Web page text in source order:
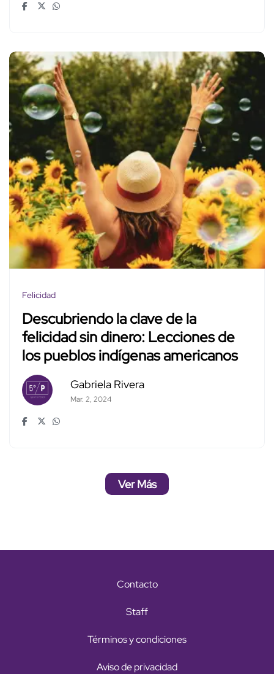
Felicidad
Descubriendo la clave de la
felicidad sin dinero: Lecciones de
los pueblos indígenas americanos
Gabriela Rivera
Mar. 2, 2024
Ver Más
Contacto
Staff
Términos y condiciones
Aviso de privacidad